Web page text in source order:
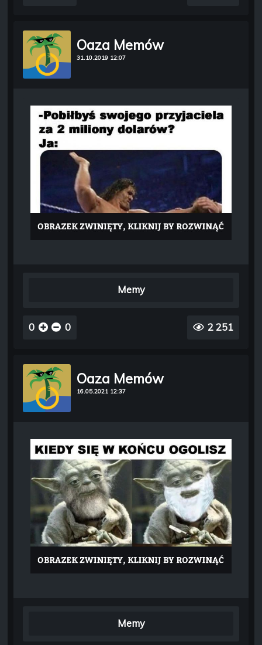
Oaza Memów
31.10.2019 12:07
Memy
0 0 2 251
Oaza Memów
16.05.2021 12:37
Memy